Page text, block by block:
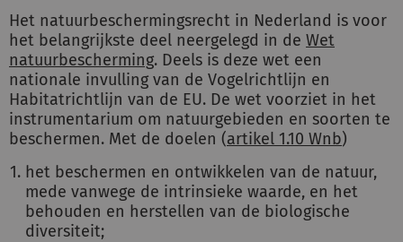
Het natuurbeschermingsrecht in Nederland is voor
het belangrijkste deel neergelegd in de Wet
natuurbescherming. Deels is deze wet een
nationale invulling van de Vogelrichtlijn en
Habitatrichtlijn van de EU. De wet voorziet in het
instrumentarium om natuurgebieden en soorten te
beschermen. Met de doelen (artikel 1.10 Wnb)
het beschermen en ontwikkelen van de natuur,
mede vanwege de intrinsieke waarde, en het
behouden en herstellen van de biologische
diversiteit;